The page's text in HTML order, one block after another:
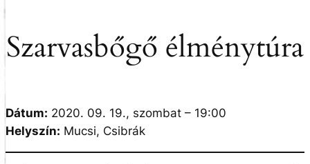
Szarvasbőgő élménytúra
Dátum: 2020. 09. 19., szombat – 19:00
Helyszín: Mucsi, Csibrák